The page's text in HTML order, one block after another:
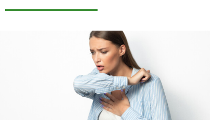
Produkte
Hustentest
Hier erhältlich